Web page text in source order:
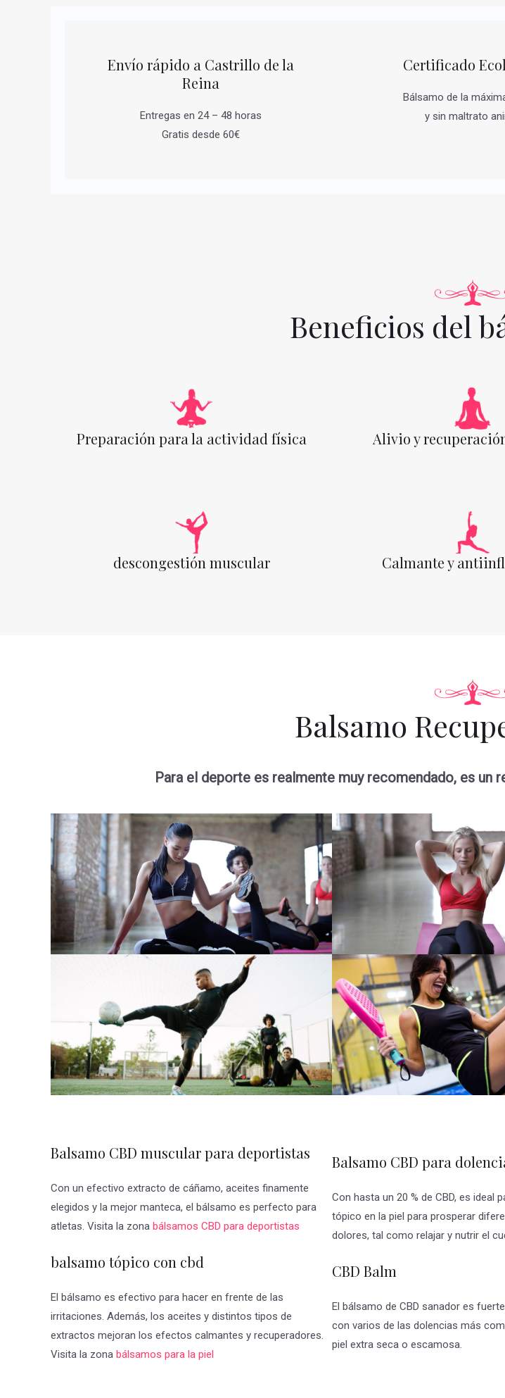
Envío rápido a Castrillo de la
Reina
Entregas en 24 – 48 horas
Gratis desde 60€
Certificado
Bálsamo de la
y sin maltrato
Beneficios del
Preparación para la actividad física Alivio y
descongestión muscular Calmante y
Balsamo
Para el deporte es realmente muy recomendado, es un
Balsamo CBD muscular para deportistas
Con un efectivo extracto de cáñamo, aceites finamente
elegidos y la mejor manteca, el bálsamo es perfecto para
atletas. Visita la zona bálsamos CBD para deportistas
balsamo tópico con cbd
El bálsamo es efectivo para hacer en frente de las
irritaciones. Además, los aceites y distintos tipos de
extractos mejoran los efectos calmantes y recuperadores.
Visita la zona bálsamos para la piel
Balsamo CBD para
Con hasta un 20 % de CBD, es ideal
tópico en la piel para prosperar
dolores, tal como relajar y nutrir el
CBD Balm
El bálsamo de CBD sanador es
con varios de las dolencias más
piel extra seca o escamosa.